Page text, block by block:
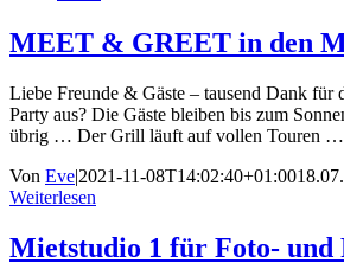
MEET & GREET in den
Liebe Freunde & Gäste – tausend Dank
Party aus? Die Gäste bleiben bis zum
übrig … Der Grill läuft auf vollen Touren
Von Eve|2021-11-08T14:02:40+01:00
Weiterlesen
Mietstudio 1 für Foto-